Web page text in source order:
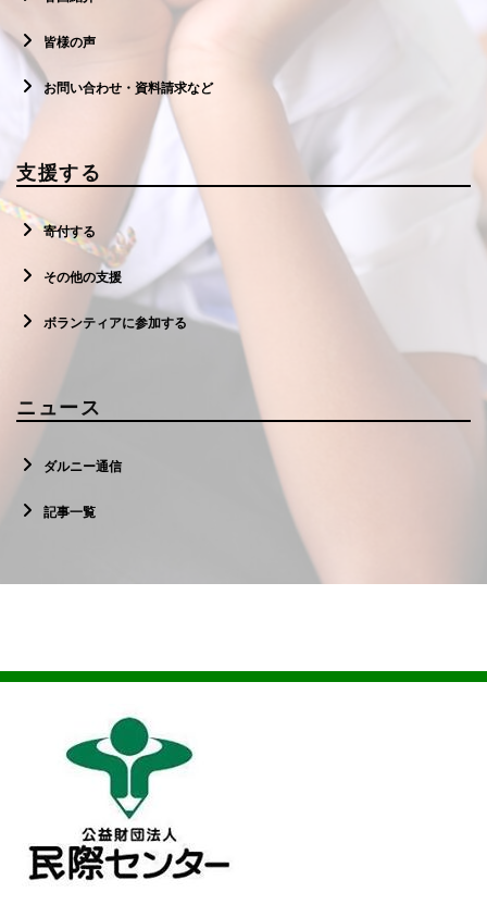
皆様の声
お問い合わせ・資料請求など
支援する
寄付する
その他の支援
ボランティアに参加する
ニュース
ダルニー通信
記事一覧